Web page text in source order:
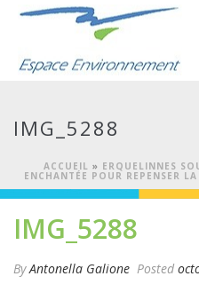
IMG_5288
ACCUEIL » ERQUELINNES
ENCHANTÉE POUR REPENSER
IMG_5288
ByAntonella Galione Posted